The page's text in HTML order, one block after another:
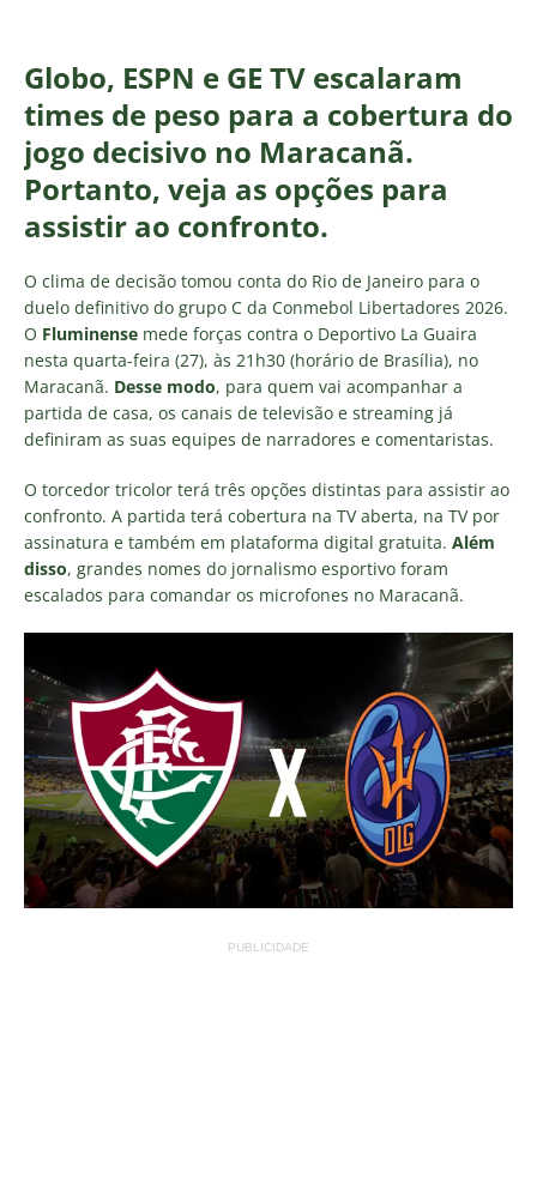
Globo, ESPN e GE TV escalaram
times de peso para a cobertura do
jogo decisivo no Maracanã.
Portanto, veja as opções para
assistir ao confronto.
O clima de decisão tomou conta do Rio de Janeiro para o
duelo definitivo do grupo C da Conmebol Libertadores 2026.
O Fluminense mede forças contra o Deportivo La Guaira
nesta quarta-feira (27), às 21h30 (horário de Brasília), no
Maracanã. Desse modo, para quem vai acompanhar a
partida de casa, os canais de televisão e streaming já
definiram as suas equipes de narradores e comentaristas.
O torcedor tricolor terá três opções distintas para assistir ao
confronto. A partida terá cobertura na TV aberta, na TV por
assinatura e também em plataforma digital gratuita. Além
disso, grandes nomes do jornalismo esportivo foram
escalados para comandar os microfones no Maracanã.
PUBLICIDADE